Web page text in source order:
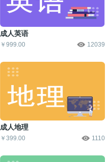
成人英语
￥999.00 12039
成人地理
￥399.00 1110